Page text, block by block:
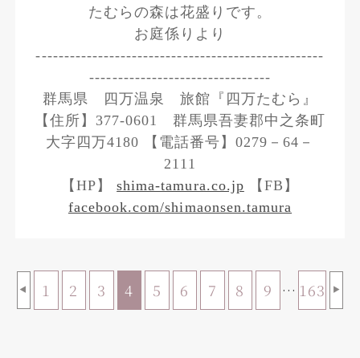
たむらの森は花盛りです。
お庭係りより
---------------------------------------------------
--------------------------------
群馬県 四万温泉 旅館『四万たむら』
【住所】377-0601 群馬県吾妻郡中之条町
大字四万4180 【電話番号】0279－64－
2111
【HP】shima-tamura.co.jp 【FB】
facebook.com/shimaonsen.tamura
◀ 1 2 3 4 5 6 7 8 9 … 163 ▶